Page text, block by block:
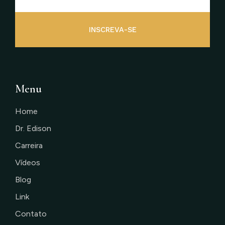
INSCREVA-SE
Menu
Home
Dr. Edison
Carreira
Vídeos
Blog
Link
Contato